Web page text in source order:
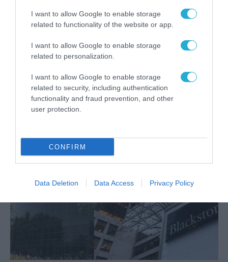
I want to allow Google to enable storage
related to functionality of the website or app.
I want to allow Google to enable storage
related to personalization.
I want to allow Google to enable storage
related to security, including authentication
functionality and fraud prevention, and other
user protection.
CONFIRM
Data Deletion Data Access Privacy Policy
Η είσοδος της SpaceX στη Wall
Street μπορεί να κάνει τον Έλον
Μασκ τρισεκατομμυριούχο